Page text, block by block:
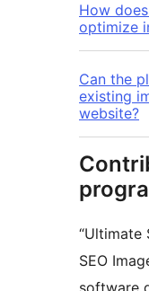
How
optimize
Can the
existing
website?
“Ultimate
SEO